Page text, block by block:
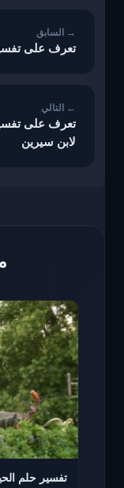
تعرف على
تعرف على
لابن سيرين
تفسير حلم